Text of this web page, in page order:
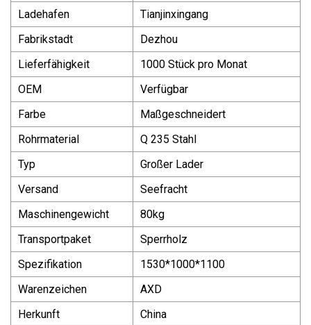
Ladehafen
Tianjinxingang
Fabrikstadt
Dezhou
Lieferfähigkeit
1000 Stück pro Monat
OEM
Verfügbar
Farbe
Maßgeschneidert
Rohrmaterial
Q 235 Stahl
Typ
Großer Lader
Versand
Seefracht
Maschinengewicht
80kg
Transportpaket
Sperrholz
Spezifikation
1530*1000*1100
Warenzeichen
AXD
Herkunft
China